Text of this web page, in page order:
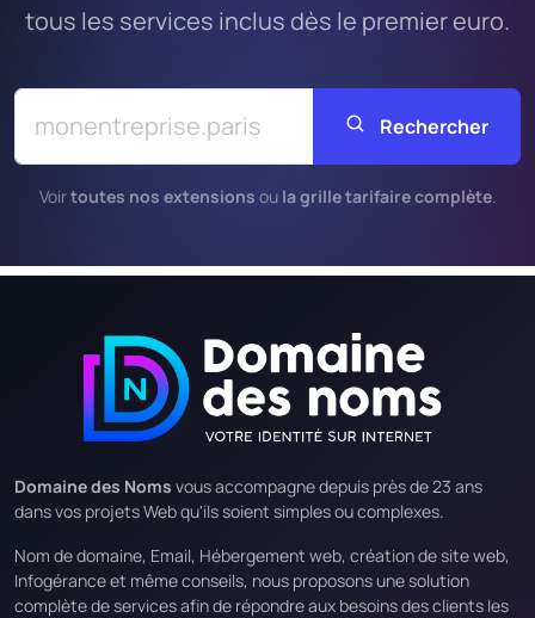
tous les services inclus dès le premier euro.
Rechercher
Voirtoutes nos extensions ou la grille tarifaire complète.
Domaine des Noms vous accompagne depuis près de 23 ans
dans vos projets Web qu'ils soient simples ou complexes.
Nom de domaine, Email, Hébergement web, création de site web,
Infogérance et même conseils, nous proposons une solution
complète de services afin de répondre aux besoins des clients les